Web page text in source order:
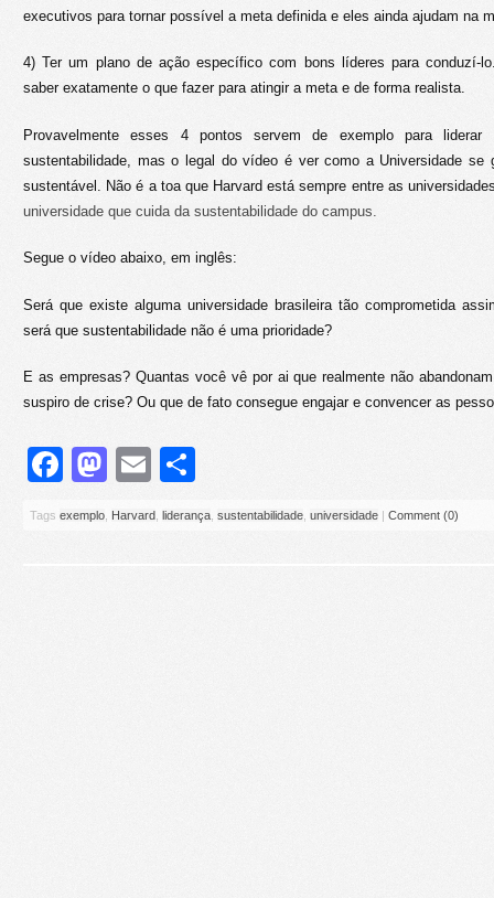
executivos para tornar possível a meta definida e eles ainda ajudam na
4) Ter um plano de ação específico com bons líderes para conduzí-
saber exatamente o que fazer para atingir a meta e de forma realista.
Provavelmente esses 4 pontos servem de exemplo para
sustentabilidade, mas o legal do vídeo é ver como a Universidade se
sustentável. Não é a toa que Harvard está sempre entre as
universidade que cuida da sustentabilidade do campus.
Segue o vídeo abaixo, em inglês:
Será que existe alguma universidade brasileira tão comprometida
será que sustentabilidade não é uma prioridade?
E as empresas? Quantas você vê por ai que realmente não
suspiro de crise? Ou que de fato consegue engajar e convencer as
Facebook
Mastodon
Email
Tags exemplo Harvard liderança sustentabilidade universidade | Comment (0)